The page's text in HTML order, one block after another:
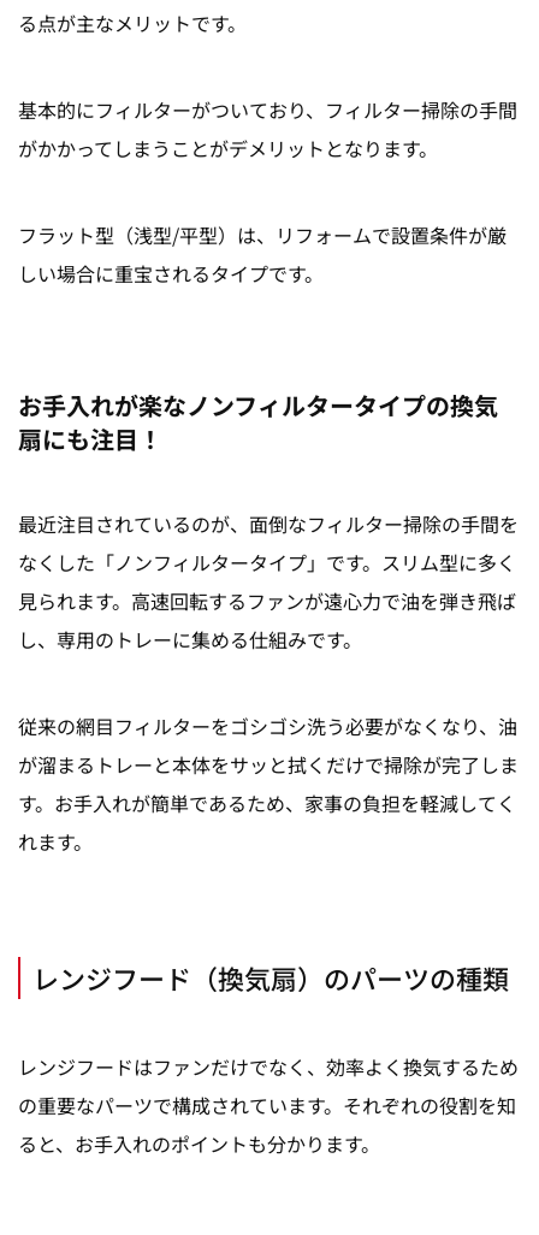
る点が主なメリットです。
基本的にフィルターがついており、フィルター掃除の手間
がかかってしまうことがデメリットとなります。
フラット型（浅型/平型）は、リフォームで設置条件が厳
しい場合に重宝されるタイプです。
お手入れが楽なノンフィルタータイプの換気
扇にも注目！
最近注目されているのが、面倒なフィルター掃除の手間を
なくした「ノンフィルタータイプ」です。スリム型に多く
見られます。高速回転するファンが遠心力で油を弾き飛ば
し、専用のトレーに集める仕組みです。
従来の網目フィルターをゴシゴシ洗う必要がなくなり、油
が溜まるトレーと本体をサッと拭くだけで掃除が完了しま
す。お手入れが簡単であるため、家事の負担を軽減してく
れます。
レンジフード（換気扇）のパーツの種類
レンジフードはファンだけでなく、効率よく換気するため
の重要なパーツで構成されています。それぞれの役割を知
ると、お手入れのポイントも分かります。